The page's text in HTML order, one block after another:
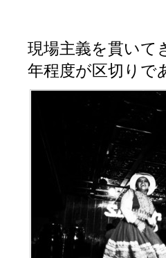
現場主義を貫いて
年程度が区切りで